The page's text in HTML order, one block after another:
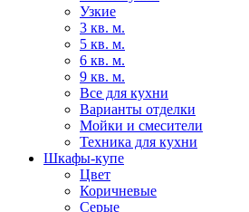
Узкие
3 кв. м.
5 кв. м.
6 кв. м.
9 кв. м.
Все для кухни
Варианты отделки
Мойки и смесители
Техника для кухни
Шкафы-купе
Цвет
Коричневые
Серые